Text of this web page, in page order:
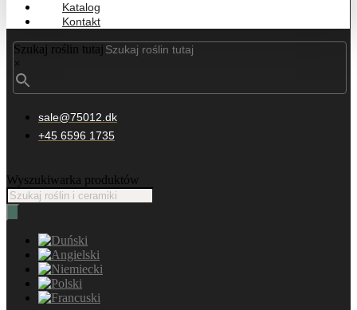
Katalog
Kontakt
Szukaj roślin tutaj
×
sale@75012.dk
+45 6596 1735
Wyszukiwarka produktów